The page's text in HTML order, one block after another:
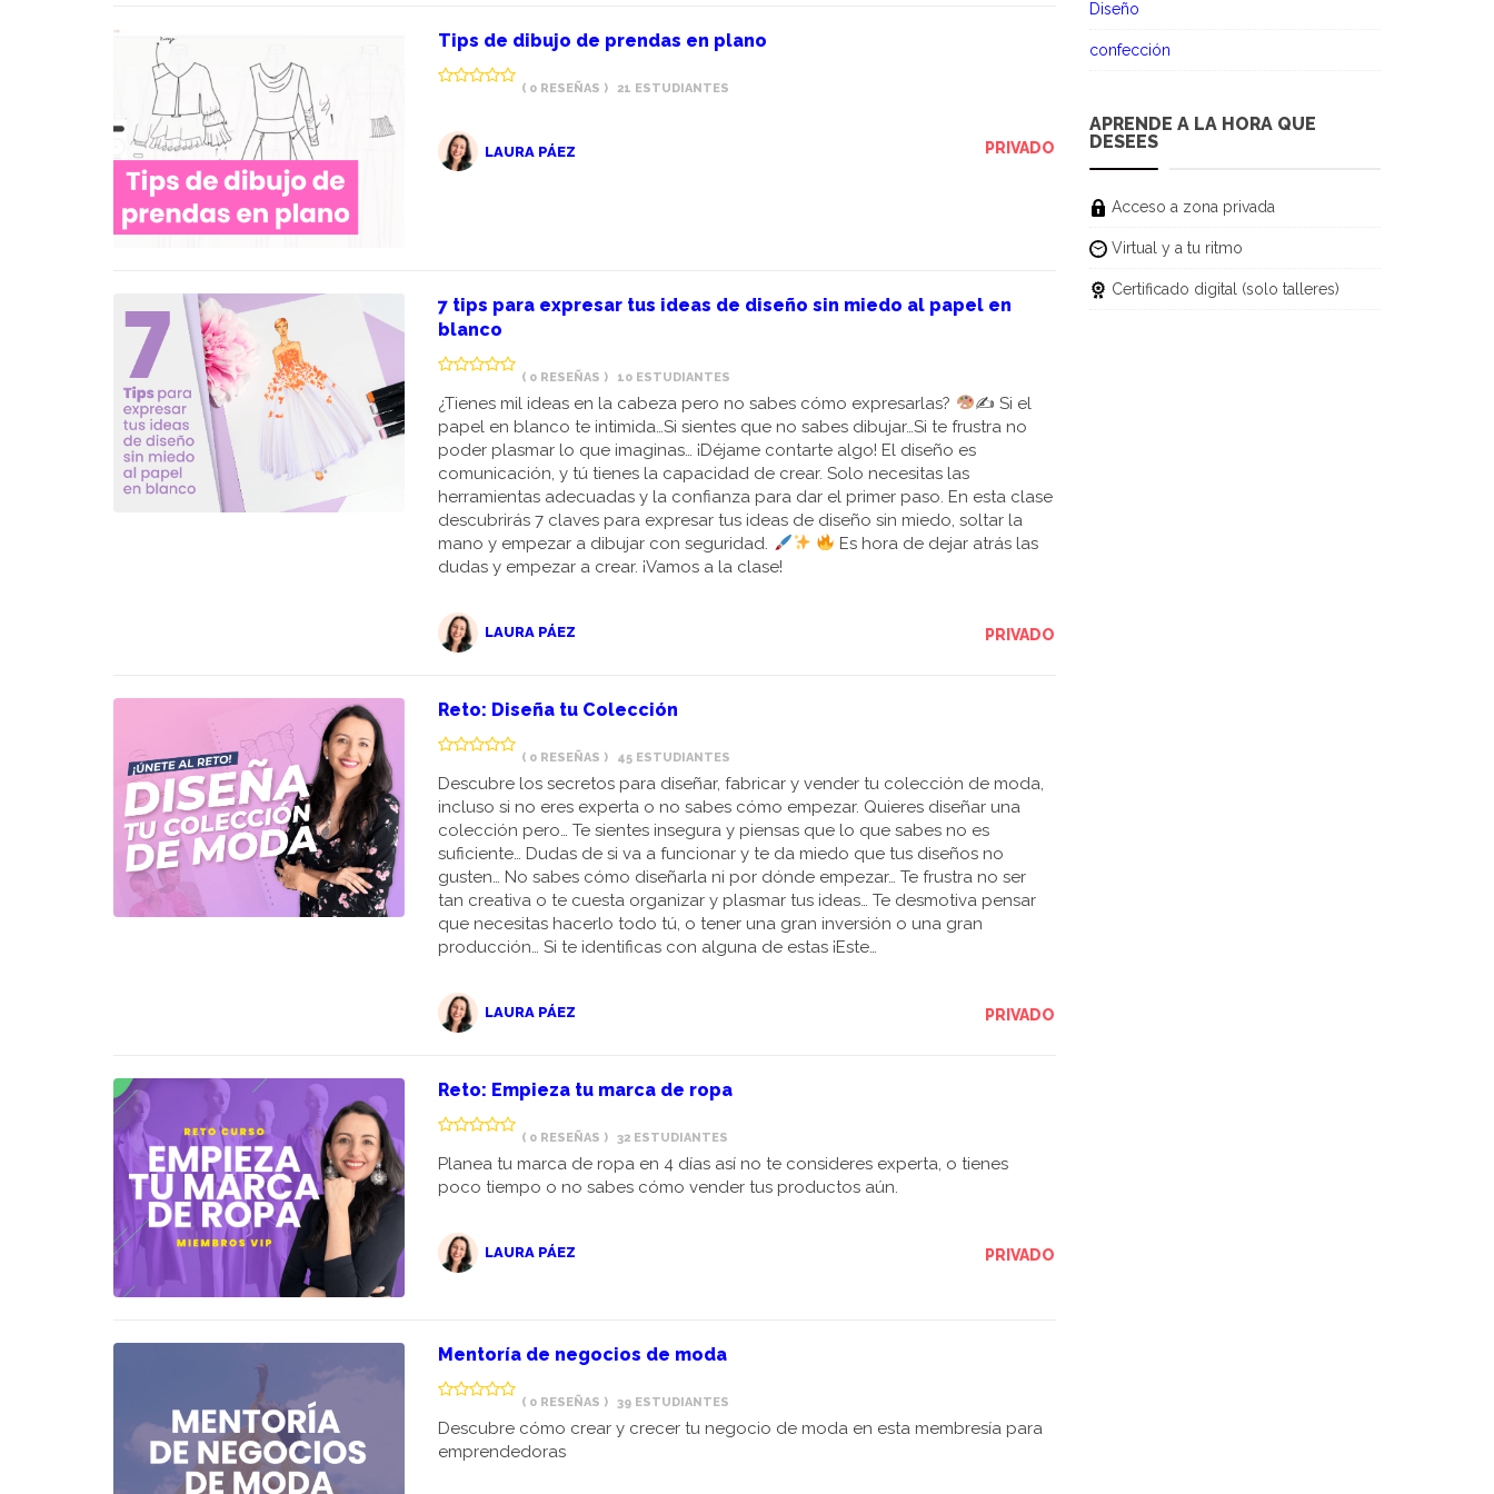
Tips de dibujo de prendas en plano
( 0 RESEÑAS ) 21 ESTUDIANTES
PRIVADO
LAURA PÁEZ
7 tips para expresar tus ideas de diseño sin miedo al papel en
blanco
( 0 RESEÑAS ) 10 ESTUDIANTES
¿Tienes mil ideas en la cabeza pero no sabes cómo expresarlas? ✍ Si el
papel en blanco te intimida…Si sientes que no sabes dibujar…Si te frustra no
poder plasmar lo que imaginas… ¡Déjame contarte algo! El diseño es
comunicación, y tú tienes la capacidad de crear. Solo necesitas las
herramientas adecuadas y la confianza para dar el primer paso. En esta clase
descubrirás 7 claves para expresar tus ideas de diseño sin miedo, soltar la
mano y empezar a dibujar con seguridad.
Es hora de dejar atrás las
dudas y empezar a crear. ¡Vamos a la clase!
PRIVADO
LAURA PÁEZ
Reto: Diseña tu Colección
( 0 RESEÑAS ) 45 ESTUDIANTES
Descubre los secretos para diseñar, fabricar y vender tu colección de moda,
incluso si no eres experta o no sabes cómo empezar. Quieres diseñar una
colección pero… Te sientes insegura y piensas que lo que sabes no es
suficiente… Dudas de si va a funcionar y te da miedo que tus diseños no
gusten… ​No sabes cómo diseñarla ni por dónde empezar… ​Te frustra no ser
tan creativa o te cuesta organizar y plasmar tus ideas… ​Te desmotiva pensar
que necesitas hacerlo todo tú, o tener una gran inversión o una gran
producción… Si te identificas con alguna de estas ¡Este…
PRIVADO
LAURA PÁEZ
Reto: Empieza tu marca de ropa
( 0 RESEÑAS ) 32 ESTUDIANTES
Planea tu marca de ropa en 4 días así no te consideres experta, o tienes
poco tiempo o no sabes cómo vender tus productos aún.
PRIVADO
LAURA PÁEZ
Mentoría de negocios de moda
( 0 RESEÑAS ) 39 ESTUDIANTES
Descubre cómo crear y crecer tu negocio de moda en esta membresía para
emprendedoras
Diseño
confección
APRENDE A LA HORA QUE
DESEES
Acceso a zona privada
Virtual y a tu ritmo
Certificado digital (solo talleres)